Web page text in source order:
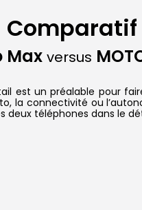
Comparatif
Max versus
est un préalable
la connectivité ou
deux téléphones dans le